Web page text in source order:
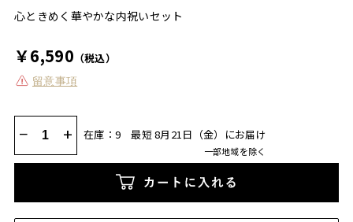
心ときめく華やかな内祝いセット
￥6,590 （税込）
留意事項
− + 在庫：9 最短 8月21日（金）にお届け
一部地域を除く
カートに入れる